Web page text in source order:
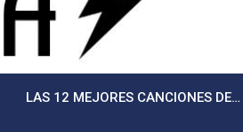
LAS 12 MEJORES CANCIONES DE…